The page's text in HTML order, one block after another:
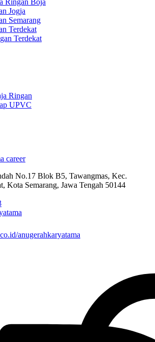
Jogja
Semarang
Terdekat
Terdekat
Ringan
UPVC
No.17 Blok B5, Tawangmas, Kec.
Kota Semarang, Jawa Tengah 50144
anugerahkaryatama